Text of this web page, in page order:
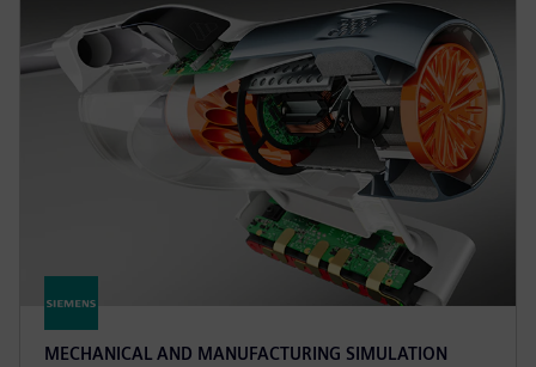
MECHANICAL AND MANUFACTURING SIMULATION